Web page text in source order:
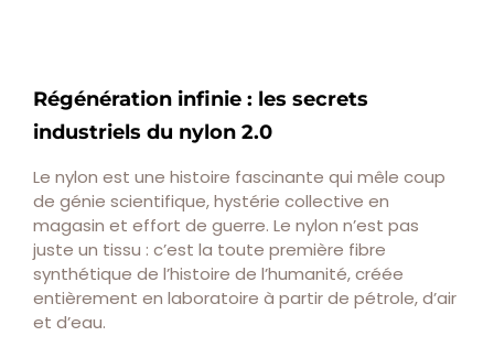
Régénération infinie : les secrets
industriels du nylon 2.0
Le nylon est une histoire fascinante qui mêle coup
de génie scientifique, hystérie collective en
magasin et effort de guerre. Le nylon n’est pas
juste un tissu : c’est la toute première fibre
synthétique de l’histoire de l’humanité, créée
entièrement en laboratoire à partir de pétrole, d’air
et d’eau.